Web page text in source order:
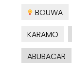
BOUWA
KARAMO
ABUBACAR